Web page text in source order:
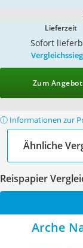
Lieferzeit
Sofort
Zum
ⓘ Informationen zur
Ähnliche
Reispapier
Arche